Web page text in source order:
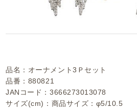
品名：オーナメント3Ｐセット
品番：880821
JANコード：3666273013078
サイズ(cm)：商品サイズ：φ5/10.5